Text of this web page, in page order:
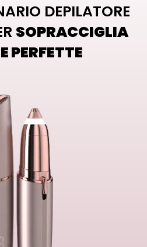
DEPILATORE
SOPRACCIGLIA
PERFETTE